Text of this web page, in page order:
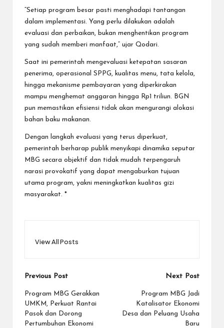
“Setiap program besar pasti menghadapi tantangan
dalam implementasi. Yang perlu dilakukan adalah
evaluasi dan perbaikan, bukan menghentikan program
yang sudah memberi manfaat,” ujar Qodari.
Saat ini pemerintah mengevaluasi ketepatan sasaran
penerima, operasional SPPG, kualitas menu, tata kelola,
hingga mekanisme pembayaran yang diperkirakan
mampu menghemat anggaran hingga Rp1 triliun. BGN
pun memastikan efisiensi tidak akan mengurangi alokasi
bahan baku makanan.
Dengan langkah evaluasi yang terus diperkuat,
pemerintah berharap publik menyikapi dinamika seputar
MBG secara objektif dan tidak mudah terpengaruh
narasi provokatif yang dapat mengaburkan tujuan
utama program, yakni meningkatkan kualitas gizi
masyarakat. *
View All Posts
Post
navigation
Previous Post
Program MBG Gerakkan
UMKM, Perkuat Rantai
Pasok dan Dorong
Pertumbuhan Ekonomi
Next Post
Program MBG Jadi
Katalisator Ekonomi
Desa dan Peluang Usaha
Baru